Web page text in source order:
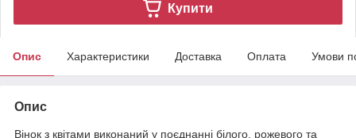
Купити
Опис Характеристики Доставка Оплата Умови
Опис
Вінок з квітами виконаний у поєднанні білого, рожевого та